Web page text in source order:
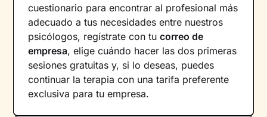
cuestionario para encontrar al profesional más
adecuado a tus necesidades entre nuestros
psicólogos, regístrate con tucorreo de
empresa, elige cuándo hacer las dos primeras
sesiones gratuitas y, si lo deseas, puedes
continuar la terapia con una tarifa preferente
exclusiva para tu empresa.